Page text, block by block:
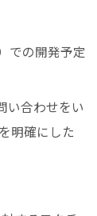
での開発予定
い合わせをい
明確にした